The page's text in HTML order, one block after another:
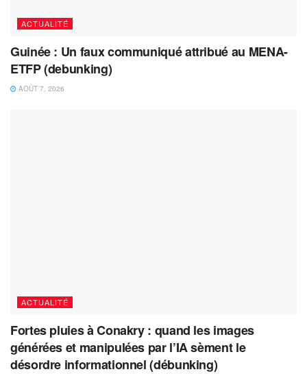
ACTUALITÉ
Guinée : Un faux communiqué attribué au MENA-
ETFP (debunking)
AOÛT 7, 2026
ACTUALITÉ
Fortes pluies à Conakry : quand les images
générées et manipulées par l’IA sèment le
désordre informationnel (débunking)